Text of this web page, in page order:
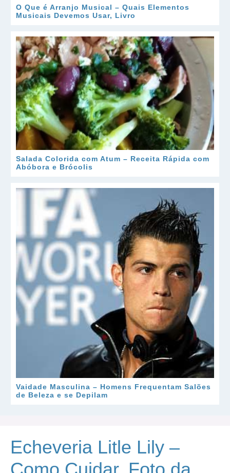
O Que é Arranjo Musical – Quais Elementos
Musicais Devemos Usar, Livro
Salada Colorida com Atum – Receita Rápida com
Abóbora e Brócolis
Vaidade Masculina – Homens Frequentam Salões
de Beleza e se Depilam
Echeveria Litle Lily –